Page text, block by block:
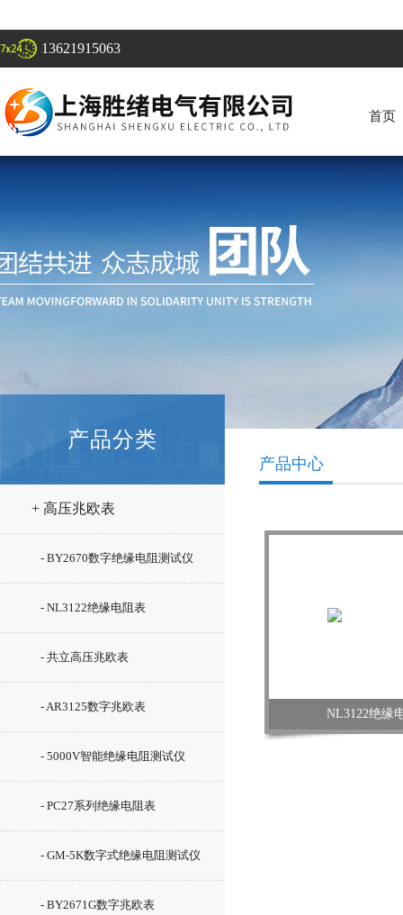
13621915063
首页
产品分类
+ 高压兆欧表
- BY2670数字绝缘电阻测试仪
- NL3122绝缘电阻表
- 共立高压兆欧表
- AR3125数字兆欧表
- 5000V智能绝缘电阻测试仪
- PC27系列绝缘电阻表
- GM-5K数字式绝缘电阻测试仪
- BY2671G数字兆欧表
产品中心
NL3122绝缘